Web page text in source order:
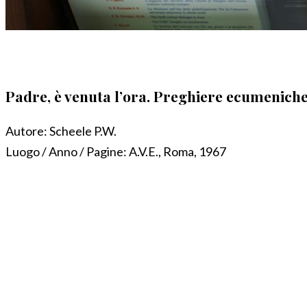
Padre, è venuta l’ora. Preghiere
Autore:Scheele P.W.
Luogo / Anno / Pagine:A.V.E., Roma, 1967